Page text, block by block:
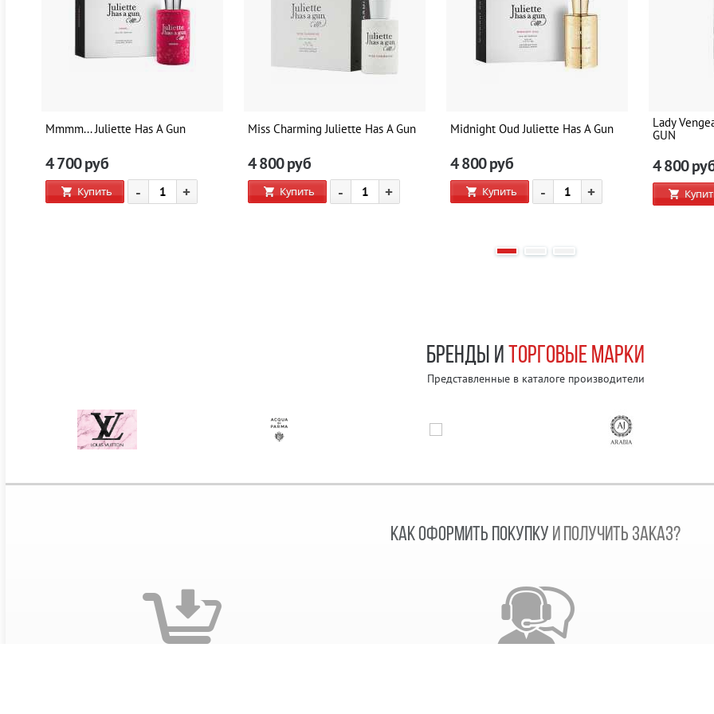
Mmmm... Juliette Has A Gun
4 700руб
Купить - +
Miss Charming Juliette Has A Gun
4 800руб
Купить - +
Midnight Oud Juliette Has A Gun
4 800руб
Купить - +
Lady
GUN
4 800
БРЕНДЫ И ТОРГОВЫЕ МАРКИ
Представленные в каталоге производители
КАК ОФОРМИТЬ ПОКУПКУ И ПОЛУЧИТЬ ЗАКАЗ?